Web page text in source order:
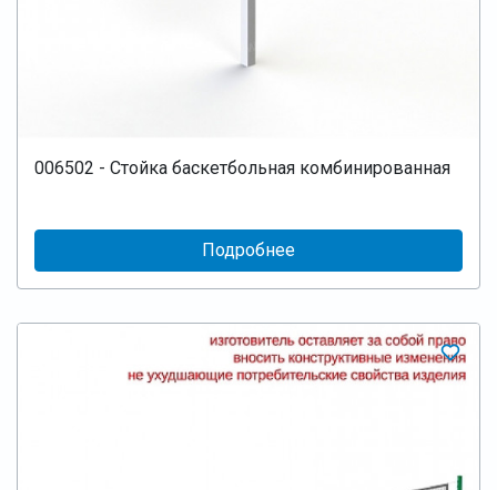
006502 - Стойка баскетбольная комбинированная
Подробнее